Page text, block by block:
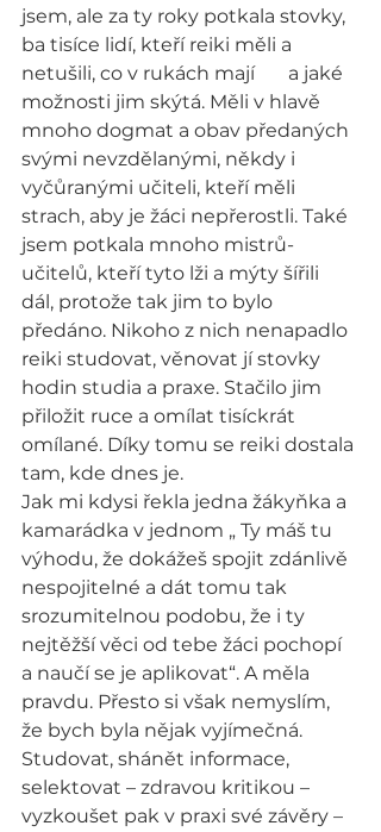
jsem, ale za ty roky potkala stovky,
ba tisíce lidí, kteří reiki měli a
netušili, co v rukách mají       a jaké
možnosti jim skýtá. Měli v hlavě
mnoho dogmat a obav předaných
svými nevzdělanými, někdy i
vyčůranými učiteli, kteří měli
strach, aby je žáci nepřerostli. Také
jsem potkala mnoho mistrů-
učitelů, kteří tyto lži a mýty šířili
dál, protože tak jim to bylo
předáno. Nikoho z nich nenapadlo
reiki studovat, věnovat jí stovky
hodin studia a praxe. Stačilo jim
přiložit ruce a omílat tisíckrát
omílané. Díky tomu se reiki dostala
tam, kde dnes je.
Jak mi kdysi řekla jedna žákyňka a
kamarádka v jednom „ Ty máš tu
výhodu, že dokážeš spojit zdánlivě
nespojitelné a dát tomu tak
srozumitelnou podobu, že i ty
nejtěžší věci od tebe žáci pochopí
a naučí se je aplikovat“. A měla
pravdu. Přesto si však nemyslím,
že bych byla nějak vyjímečná.
Studovat, shánět informace,
selektovat – zdravou kritikou –
vyzkoušet pak v praxi své závěry –